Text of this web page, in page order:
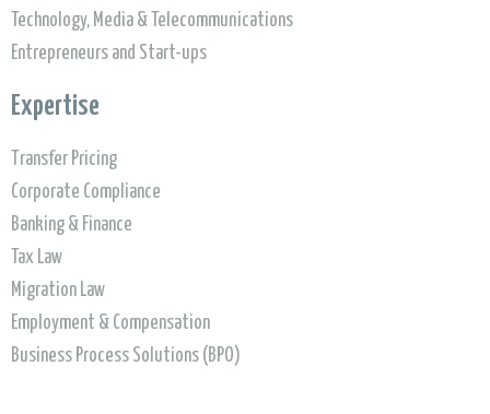
Technology, Media & Telecommunications
Entrepreneurs and Start-ups
Expertise
Transfer Pricing
Corporate Compliance
Banking & Finance
Tax Law
Migration Law
Employment & Compensation
Business Process Solutions (BPO)read our report